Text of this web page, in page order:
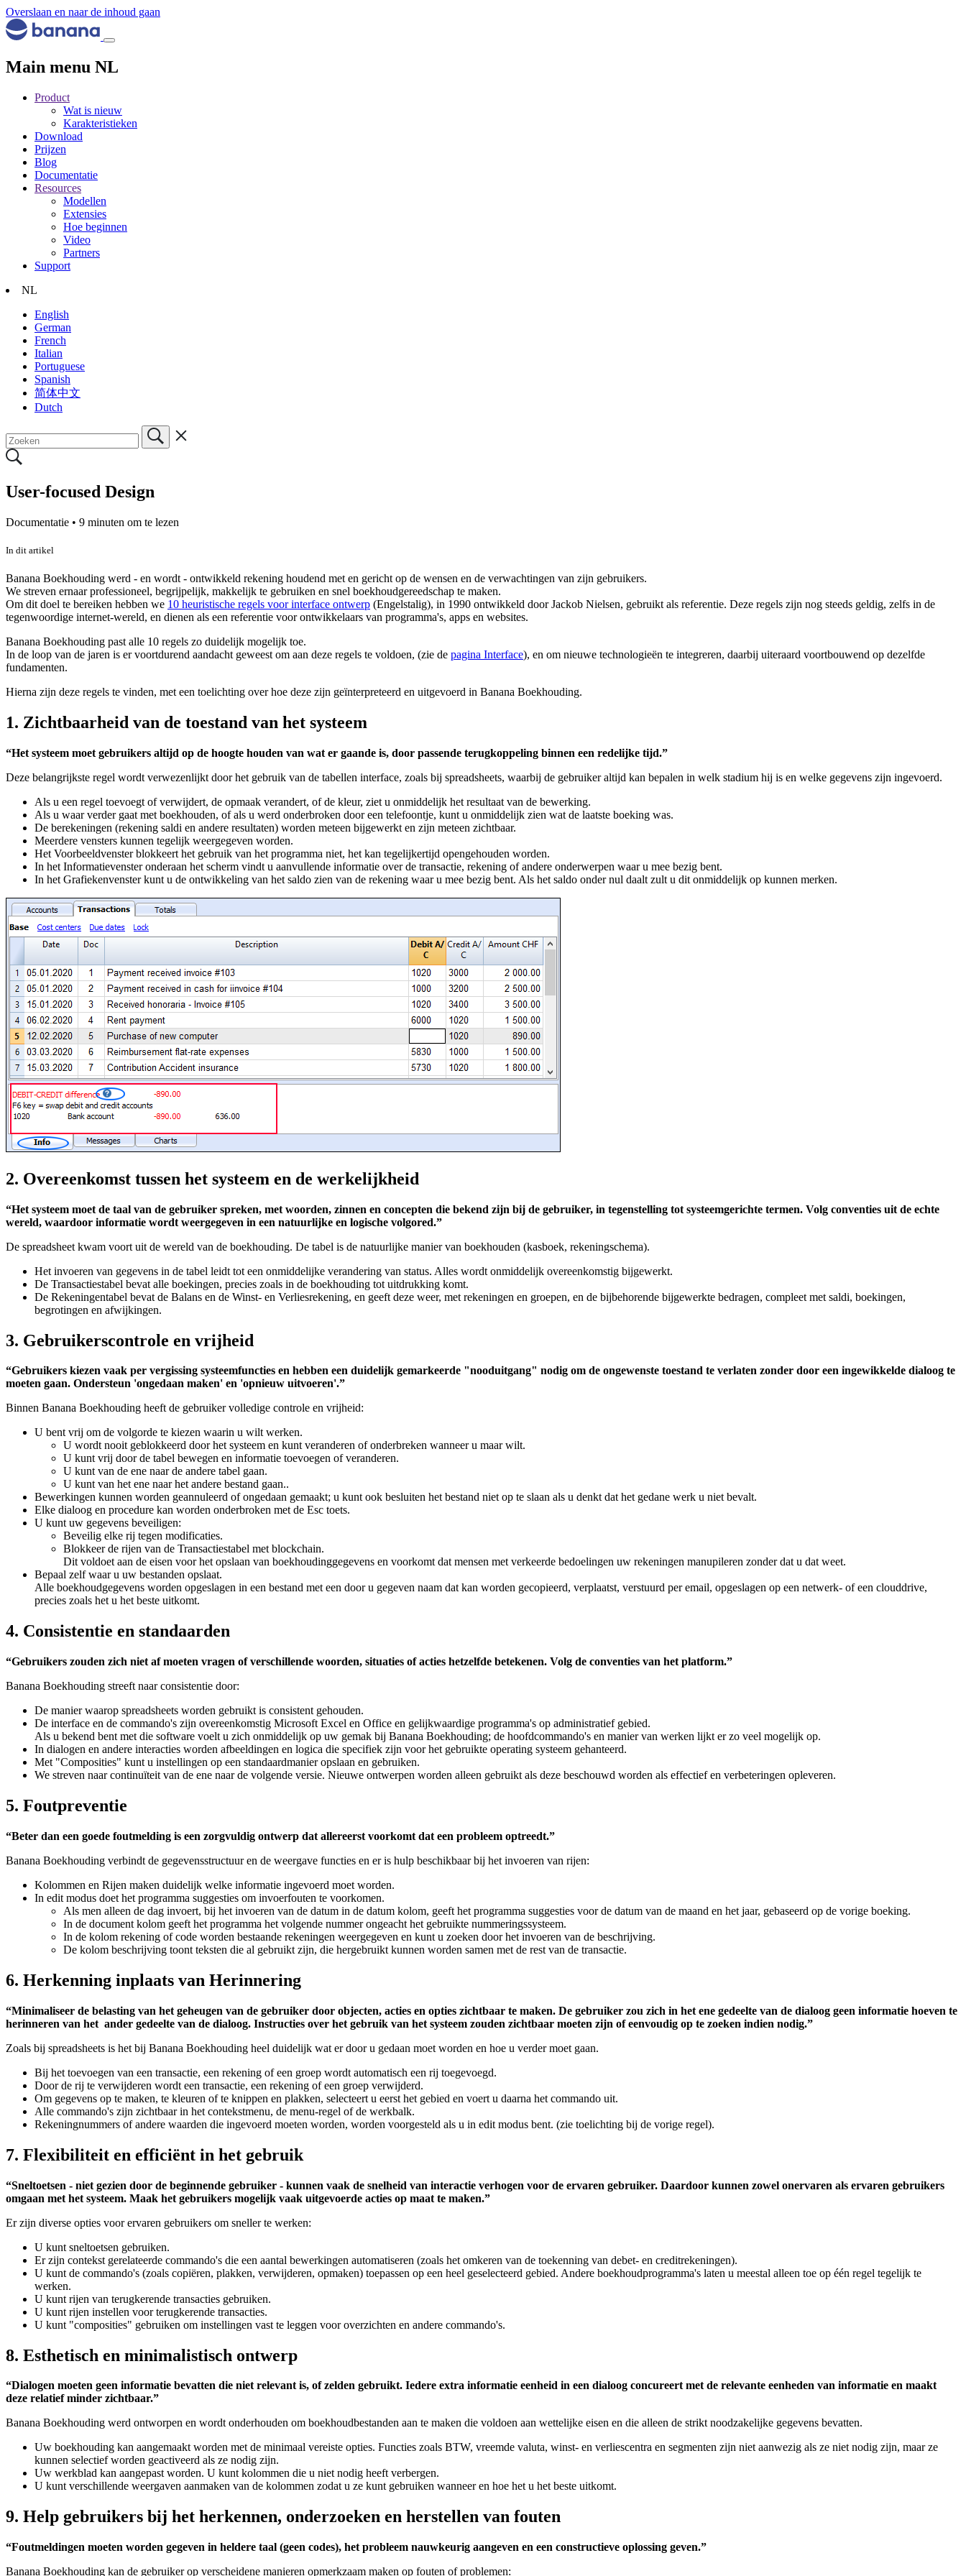
Overslaan en naar de inhoud gaan
Main menu NL
Product
Wat is nieuw
Karakteristieken
Download
Prijzen
Blog
Documentatie
Resources
Modellen
Extensies
Hoe beginnen
Video
Partners
Support
NL
English
German
French
Italian
Portuguese
Spanish
简体中文
Dutch
User-focused Design
Documentatie • 9 minuten om te lezen
In dit artikel
Banana Boekhouding werd - en wordt - ontwikkeld rekening houdend met en gericht op de wensen en de verwachtingen van zijn gebruikers.
We streven ernaar professioneel, begrijpelijk, makkelijk te gebruiken en snel boekhoudgereedschap te maken.
Om dit doel te bereiken hebben we 10 heuristische regels voor interface ontwerp (Engelstalig), in 1990 ontwikkeld door Jackob Nielsen, gebruikt als referentie. Deze regels zijn nog steeds geldig, zelfs in de
tegenwoordige internet-wereld, en dienen als een referentie voor ontwikkelaars van programma's, apps en websites.
Banana Boekhouding past alle 10 regels zo duidelijk mogelijk toe.
In de loop van de jaren is er voortdurend aandacht geweest om aan deze regels te voldoen, (zie de pagina Interface), en om nieuwe technologieën te integreren, daarbij uiteraard voortbouwend op dezelfde
fundamenten.
Hierna zijn deze regels te vinden, met een toelichting over hoe deze zijn geïnterpreteerd en uitgevoerd in Banana Boekhouding.
1. Zichtbaarheid van de toestand van het systeem
“Het systeem moet gebruikers altijd op de hoogte houden van wat er gaande is, door passende terugkoppeling binnen een redelijke tijd.”
Deze belangrijkste regel wordt verwezenlijkt door het gebruik van de tabellen interface, zoals bij spreadsheets, waarbij de gebruiker altijd kan bepalen in welk stadium hij is en welke gegevens zijn ingevoerd.
Als u een regel toevoegt of verwijdert, de opmaak verandert, of de kleur, ziet u onmiddelijk het resultaat van de bewerking.
Als u waar verder gaat met boekhouden, of als u werd onderbroken door een telefoontje, kunt u onmiddelijk zien wat de laatste boeking was.
De berekeningen (rekening saldi en andere resultaten) worden meteen bijgewerkt en zijn meteen zichtbaar.
Meerdere vensters kunnen tegelijk weergegeven worden.
Het Voorbeeldvenster blokkeert het gebruik van het programma niet, het kan tegelijkertijd opengehouden worden.
In het Informatievenster onderaan het scherm vindt u aanvullende informatie over de transactie, rekening of andere onderwerpen waar u mee bezig bent.
In het Grafiekenvenster kunt u de ontwikkeling van het saldo zien van de rekening waar u mee bezig bent. Als het saldo onder nul daalt zult u dit onmiddelijk op kunnen merken.
2. Overeenkomst tussen het systeem en de werkelijkheid
“Het systeem moet de taal van de gebruiker spreken, met woorden, zinnen en concepten die bekend zijn bij de gebruiker, in tegenstelling tot systeemgerichte termen. Volg conventies uit de echte
wereld, waardoor informatie wordt weergegeven in een natuurlijke en logische volgored.”
De spreadsheet kwam voort uit de wereld van de boekhouding. De tabel is de natuurlijke manier van boekhouden (kasboek, rekeningschema).
Het invoeren van gegevens in de tabel leidt tot een onmiddelijke verandering van status. Alles wordt onmiddelijk overeenkomstig bijgewerkt.
De Transactiestabel bevat alle boekingen, precies zoals in de boekhouding tot uitdrukking komt.
De Rekeningentabel bevat de Balans en de Winst- en Verliesrekening, en geeft deze weer, met rekeningen en groepen, en de bijbehorende bijgewerkte bedragen, compleet met saldi, boekingen,
begrotingen en afwijkingen.
3. Gebruikerscontrole en vrijheid
“Gebruikers kiezen vaak per vergissing systeemfuncties en hebben een duidelijk gemarkeerde "nooduitgang" nodig om de ongewenste toestand te verlaten zonder door een ingewikkelde dialoog te
moeten gaan. Ondersteun 'ongedaan maken' en 'opnieuw uitvoeren'.”
Binnen Banana Boekhouding heeft de gebruiker volledige controle en vrijheid:
U bent vrij om de volgorde te kiezen waarin u wilt werken.
U wordt nooit geblokkeerd door het systeem en kunt veranderen of onderbreken wanneer u maar wilt.
U kunt vrij door de tabel bewegen en informatie toevoegen of veranderen.
U kunt van de ene naar de andere tabel gaan.
U kunt van het ene naar het andere bestand gaan..
Bewerkingen kunnen worden geannuleerd of ongedaan gemaakt; u kunt ook besluiten het bestand niet op te slaan als u denkt dat het gedane werk u niet bevalt.
Elke dialoog en procedure kan worden onderbroken met de Esc toets.
U kunt uw gegevens beveiligen:
Beveilig elke rij tegen modificaties.
Blokkeer de rijen van de Transactiestabel met blockchain.
Dit voldoet aan de eisen voor het opslaan van boekhoudinggegevens en voorkomt dat mensen met verkeerde bedoelingen uw rekeningen manupileren zonder dat u dat weet.
Bepaal zelf waar u uw bestanden opslaat.
Alle boekhoudgegevens worden opgeslagen in een bestand met een door u gegeven naam dat kan worden gecopieerd, verplaatst, verstuurd per email, opgeslagen op een netwerk- of een clouddrive,
precies zoals het u het beste uitkomt.
4. Consistentie en standaarden
“Gebruikers zouden zich niet af moeten vragen of verschillende woorden, situaties of acties hetzelfde betekenen. Volg de conventies van het platform.”
Banana Boekhouding streeft naar consistentie door:
De manier waarop spreadsheets worden gebruikt is consistent gehouden.
De interface en de commando's zijn overeenkomstig Microsoft Excel en Office en gelijkwaardige programma's op administratief gebied.
Als u bekend bent met die software voelt u zich onmiddelijk op uw gemak bij Banana Boekhouding; de hoofdcommando's en manier van werken lijkt er zo veel mogelijk op.
In dialogen en andere interacties worden afbeeldingen en logica die specifiek zijn voor het gebruikte operating systeem gehanteerd.
Met "Composities" kunt u instellingen op een standaardmanier opslaan en gebruiken.
We streven naar continuïteit van de ene naar de volgende versie. Nieuwe ontwerpen worden alleen gebruikt als deze beschouwd worden als effectief en verbeteringen opleveren.
5. Foutpreventie
“Beter dan een goede foutmelding is een zorgvuldig ontwerp dat allereerst voorkomt dat een probleem optreedt.”
Banana Boekhouding verbindt de gegevensstructuur en de weergave functies en er is hulp beschikbaar bij het invoeren van rijen:
Kolommen en Rijen maken duidelijk welke informatie ingevoerd moet worden.
In edit modus doet het programma suggesties om invoerfouten te voorkomen.
Als men alleen de dag invoert, bij het invoeren van de datum in de datum kolom, geeft het programma suggesties voor de datum van de maand en het jaar, gebaseerd op de vorige boeking.
In de document kolom geeft het programma het volgende nummer ongeacht het gebruikte nummeringssysteem.
In de kolom rekening of code worden bestaande rekeningen weergegeven en kunt u zoeken door het invoeren van de beschrijving.
De kolom beschrijving toont teksten die al gebruikt zijn, die hergebruikt kunnen worden samen met de rest van de transactie.
6. Herkenning inplaats van Herinnering
“Minimaliseer de belasting van het geheugen van de gebruiker door objecten, acties en opties zichtbaar te maken. De gebruiker zou zich in het ene gedeelte van de dialoog geen informatie hoeven te
herinneren van het ander gedeelte van de dialoog. Instructies over het gebruik van het systeem zouden zichtbaar moeten zijn of eenvoudig op te zoeken indien nodig.”
Zoals bij spreadsheets is het bij Banana Boekhouding heel duidelijk wat er door u gedaan moet worden en hoe u verder moet gaan.
Bij het toevoegen van een transactie, een rekening of een groep wordt automatisch een rij toegevoegd.
Door de rij te verwijderen wordt een transactie, een rekening of een groep verwijderd.
Om gegevens op te maken, te kleuren of te knippen en plakken, selecteert u eerst het gebied en voert u daarna het commando uit.
Alle commando's zijn zichtbaar in het contekstmenu, de menu-regel of de werkbalk.
Rekeningnummers of andere waarden die ingevoerd moeten worden, worden voorgesteld als u in edit modus bent. (zie toelichting bij de vorige regel).
7. Flexibiliteit en efficiënt in het gebruik
“Sneltoetsen - niet gezien door de beginnende gebruiker - kunnen vaak de snelheid van interactie verhogen voor de ervaren gebruiker. Daardoor kunnen zowel onervaren als ervaren gebruikers
omgaan met het systeem. Maak het gebruikers mogelijk vaak uitgevoerde acties op maat te maken.”
Er zijn diverse opties voor ervaren gebruikers om sneller te werken:
U kunt sneltoetsen gebruiken.
Er zijn contekst gerelateerde commando's die een aantal bewerkingen automatiseren (zoals het omkeren van de toekenning van debet- en creditrekeningen).
U kunt de commando's (zoals copiëren, plakken, verwijderen, opmaken) toepassen op een heel geselecteerd gebied. Andere boekhoudprogramma's laten u meestal alleen toe op één regel tegelijk te
werken.
U kunt rijen van terugkerende transacties gebruiken.
U kunt rijen instellen voor terugkerende transacties.
U kunt "composities" gebruiken om instellingen vast te leggen voor overzichten en andere commando's.
8. Esthetisch en minimalistisch ontwerp
“Dialogen moeten geen informatie bevatten die niet relevant is, of zelden gebruikt. Iedere extra informatie eenheid in een dialoog concureert met de relevante eenheden van informatie en maakt
deze relatief minder zichtbaar.”
Banana Boekhouding werd ontworpen en wordt onderhouden om boekhoudbestanden aan te maken die voldoen aan wettelijke eisen en die alleen de strikt noodzakelijke gegevens bevatten.
Uw boekhouding kan aangemaakt worden met de minimaal vereiste opties. Functies zoals BTW, vreemde valuta, winst- en verliescentra en segmenten zijn niet aanwezig als ze niet nodig zijn, maar ze
kunnen selectief worden geactiveerd als ze nodig zijn.
Uw werkblad kan aangepast worden. U kunt kolommen die u niet nodig heeft verbergen.
U kunt verschillende weergaven aanmaken van de kolommen zodat u ze kunt gebruiken wanneer en hoe het u het beste uitkomt.
9. Help gebruikers bij het herkennen, onderzoeken en herstellen van fouten
“Foutmeldingen moeten worden gegeven in heldere taal (geen codes), het probleem nauwkeurig aangeven en een constructieve oplossing geven.”
Banana Boekhouding kan de gebruiker op verscheidene manieren opmerkzaam maken op fouten of problemen: